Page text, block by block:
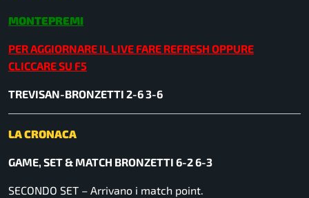
MONTEPREMI
PER AGGIORNARE IL LIVE FARE REFRESH OPPURE
CLICCARE SU F5
TREVISAN-BRONZETTI 2-6 3-6
LA CRONACA
GAME, SET & MATCH BRONZETTI 6-2 6-3
SECONDO SET – Arrivano i match point.